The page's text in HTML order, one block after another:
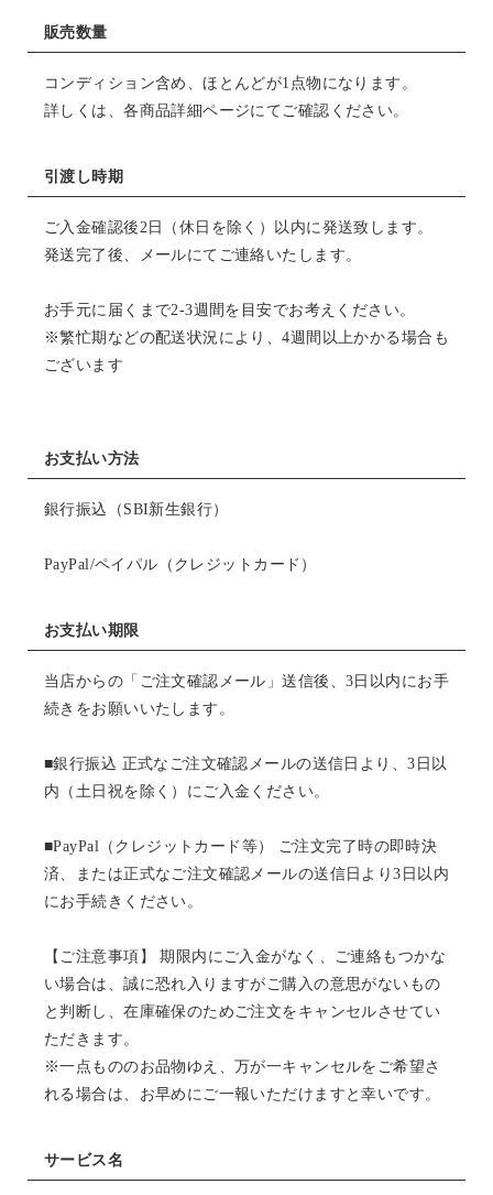
販売数量
コンディション含め、ほとんどが1点物になります。
詳しくは、各商品詳細ページにてご確認ください。
引渡し時期
ご入金確認後2日（休日を除く）以内に発送致します。
発送完了後、メールにてご連絡いたします。
お手元に届くまで2-3週間を目安でお考えください。
※繁忙期などの配送状況により、4週間以上かかる場合も
ございます
お支払い方法
銀行振込（SBI新生銀行）
PayPal/ペイパル（クレジットカード）
お支払い期限
当店からの「ご注文確認メール」送信後、3日以内にお手
続きをお願いいたします。
■銀行振込 正式なご注文確認メールの送信日より、3日以
内（土日祝を除く）にご入金ください。
■PayPal（クレジットカード等） ご注文完了時の即時決
済、または正式なご注文確認メールの送信日より3日以内
にお手続きください。
【ご注意事項】 期限内にご入金がなく、ご連絡もつかな
い場合は、誠に恐れ入りますがご購入の意思がないもの
と判断し、在庫確保のためご注文をキャンセルさせてい
ただきます。
※一点もののお品物ゆえ、万が一キャンセルをご希望さ
れる場合は、お早めにご一報いただけますと幸いです。
サービス名